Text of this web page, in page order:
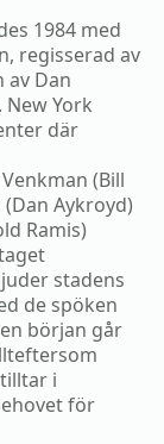
1984 med
regisserad av
av Dan
York
där
(Bill
Aykroyd)
Ramis)
stadens
de spöken
början går
i
för